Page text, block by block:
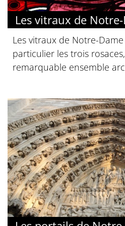
Les vitraux de
Les vitraux de Notre-
particulier les trois
remarquable ensemble